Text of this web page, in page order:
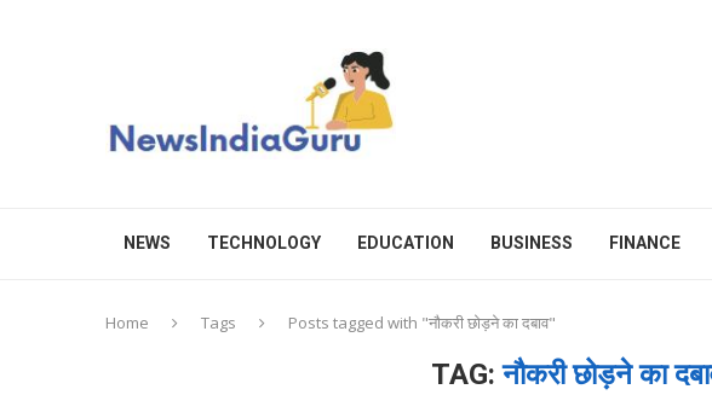
NEWS TECHNOLOGY EDUCATION BUSINESS FINANCE
Home Tags Posts tagged with "नौकरी छोड़ने का दबाव"
TAG:नौकरी छोड़ने का